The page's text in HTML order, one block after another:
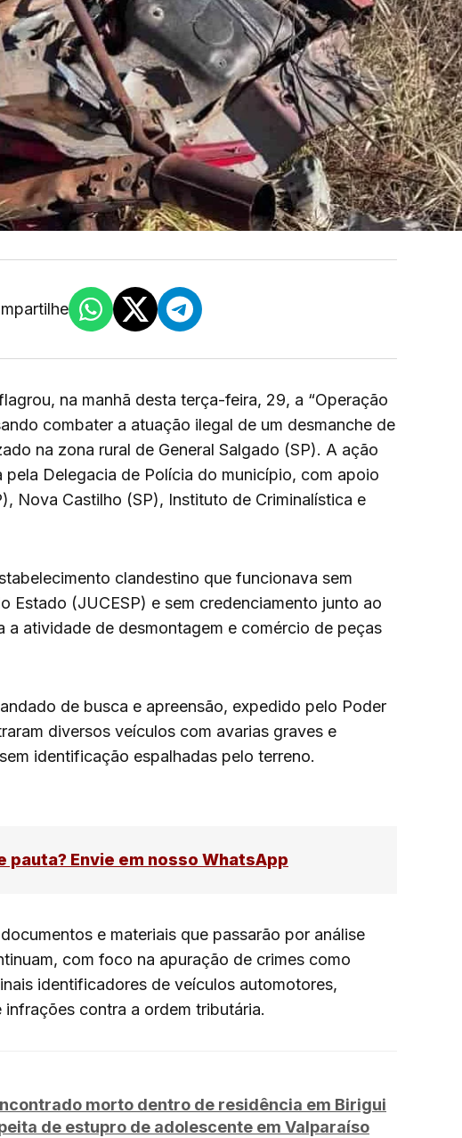
na manhã desta terça-feira, 29, a “Operação
combater a atuação ilegal de um desmanche de
na zona rural de General Salgado (SP). A ação
pela Delegacia de Polícia do município, com apoio
Nova Castilho (SP), Instituto de Criminalística e
clandestino que funcionava sem
Estado (JUCESP) e sem credenciamento junto ao
a atividade de desmontagem e comércio de peças
de busca e apreensão, expedido pelo Poder
diversos veículos com avarias graves e
identificação espalhadas pelo terreno.
pauta? Envie em nosso WhatsApp
e materiais que passarão por análise
com foco na apuração de crimes como
identificadores de veículos automotores,
contra a ordem tributária.
morto dentro de residência em Birigui
de estupro de adolescente em Valparaíso